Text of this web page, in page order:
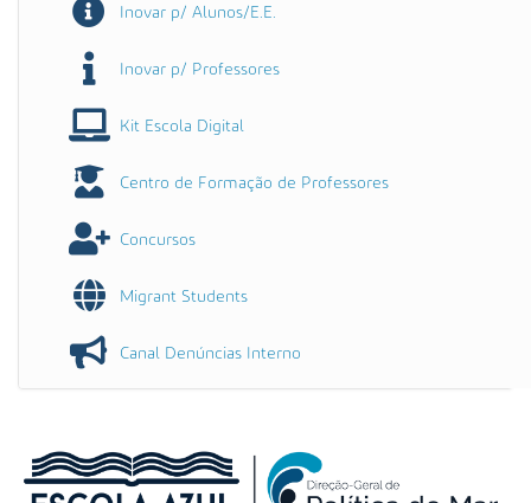
Inovar p/ Alunos/E.E.
Inovar p/ Professores
Kit Escola Digital
Centro de Formação de Professores
Concursos
Migrant Students
Canal Denúncias Interno